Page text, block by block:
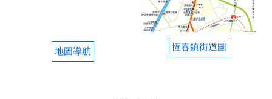
地圖導航 恆春鎮街道圖